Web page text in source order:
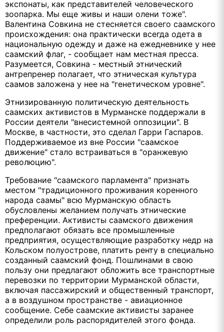
экспонаты, как представителей человеческого
зоопарка. Мы еще живы и наши олени тоже".
Валентина Совкина не стесняется своего саамского
происхождения: она практически всегда одета в
национальную одежду и даже на ежедневнике у нее
саамский флаг, - сообщает нам местная пресса.
Разумеется, Совкина - местный этнический
антрепренер полагает, что этническая культура
саамов заложена у нее на "генетическом уровне".
Этнизированную политическую деятельность
саамских активистов в Мурманске поддержали в
России деятели "внесистемной оппозиции". В
Москве, в частности, это сделал Гарри Гаспаров.
Поддерживаемое из вне России "саамское
движение" стало встраиваться в "оранжевую
революцию".
Требование "саамского парламента" признать
местом "традиционного проживания коренного
народа саамы" всю Мурманскую область
обусловлены желанием получать этнические
преференции. Активисты саамского движения
предполагают обязать все промышленные
предприятия, осуществляющие разработку недр на
Кольском полуострове, платить ренту в специально
созданный саамский фонд. Пошлинами в свою
пользу они предлагают обложить все транспортные
перевозки по территории Мурманской области,
включая пассажирский и общественный транспорт,
а в воздушном пространстве - авиационное
сообщение. Себе саамские активисты заранее
определили роль распорядителей этого фонда.